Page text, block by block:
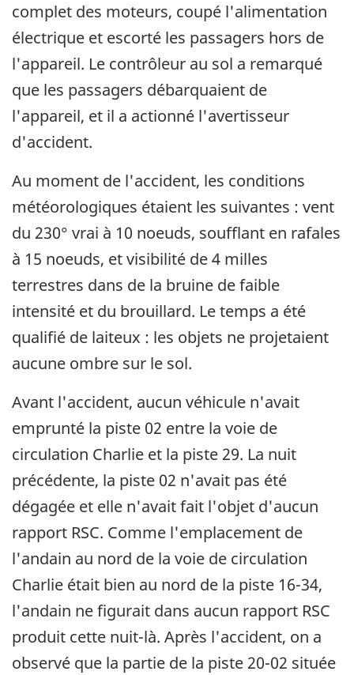
complet des moteurs, coupé l'alimentation
électrique et escorté les passagers hors de
l'appareil. Le contrôleur au sol a remarqué
que les passagers débarquaient de
l'appareil, et il a actionné l'avertisseur
d'accident.
Au moment de l'accident, les conditions
météorologiques étaient les suivantes : vent
du 230° vrai à 10 noeuds, soufflant en rafales
à 15 noeuds, et visibilité de 4 milles
terrestres dans de la bruine de faible
intensité et du brouillard. Le temps a été
qualifié de laiteux : les objets ne projetaient
aucune ombre sur le sol.
Avant l'accident, aucun véhicule n'avait
emprunté la piste 02 entre la voie de
circulation Charlie et la piste 29. La nuit
précédente, la piste 02 n'avait pas été
dégagée et elle n'avait fait l'objet d'aucun
rapport RSC. Comme l'emplacement de
l'andain au nord de la voie de circulation
Charlie était bien au nord de la piste 16-34,
l'andain ne figurait dans aucun rapport RSC
produit cette nuit-là. Après l'accident, on a
observé que la partie de la piste 20-02 située